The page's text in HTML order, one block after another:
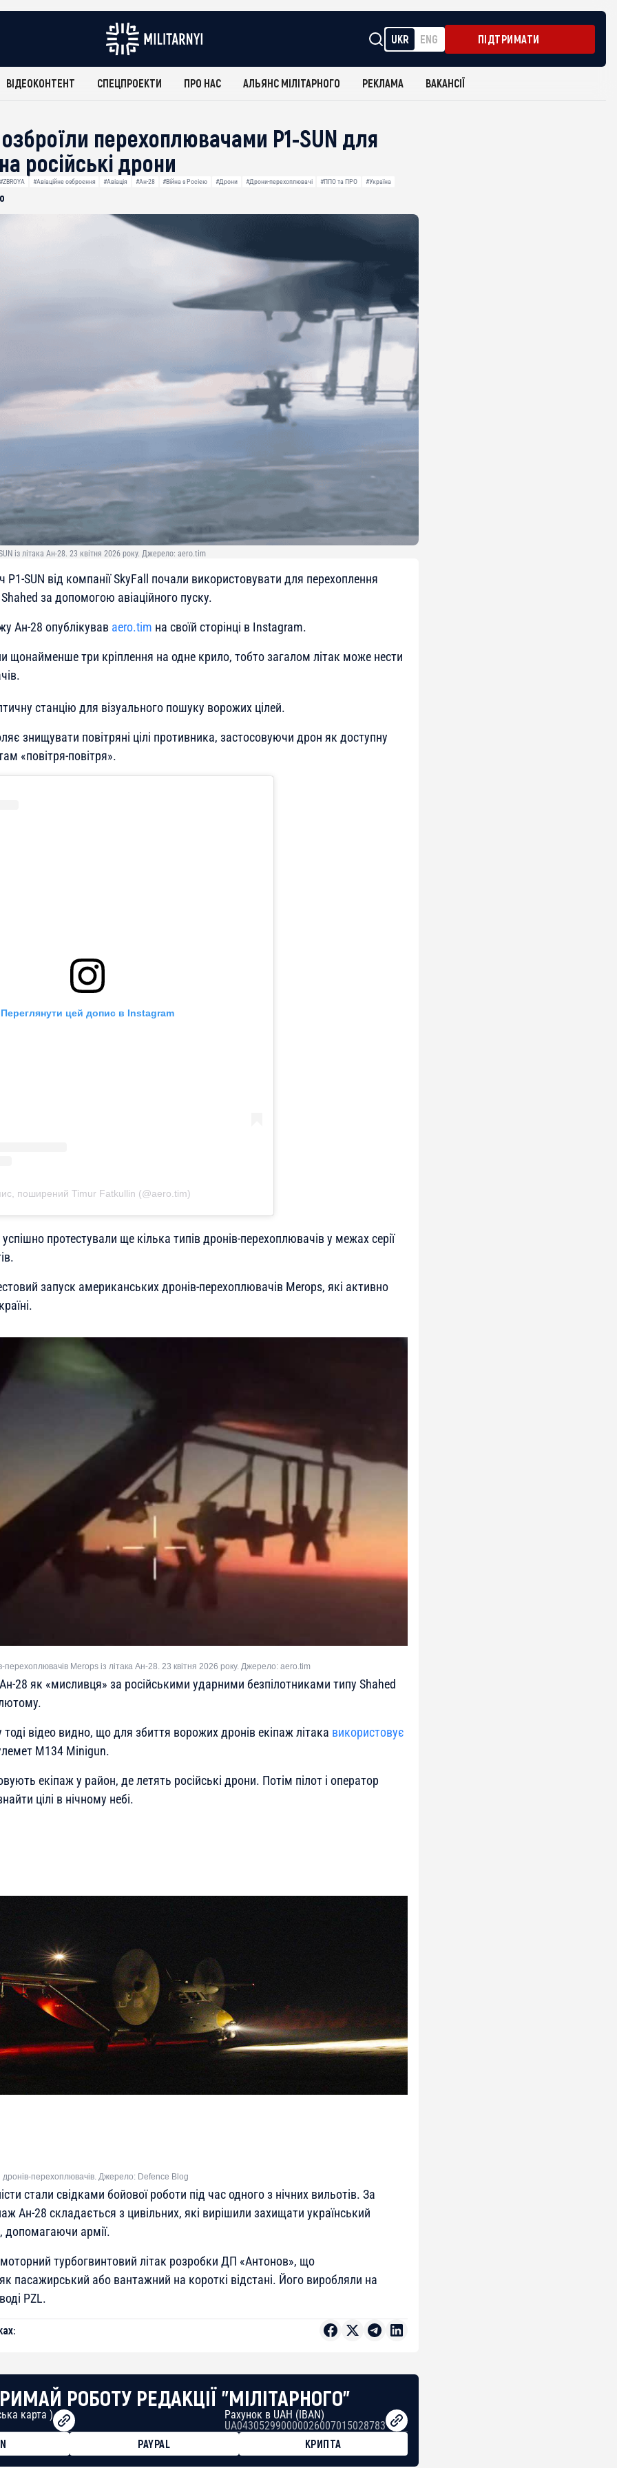
UKR ENG ПІДТРИМАТИ
ВІДЕОКОНТЕНТ СПЕЦПРОЕКТИ ПРО НАС АЛЬЯНС МІЛІТАРНОГО РЕКЛАМА ВАКАНСІЇ
перехоплювачами P1-SUN для
російські дрони
#Авіаційне озброєння #Авіація #Ан-28 #Війна з Росією #Дрони #Дрони-перехоплювачі #ППО та ПРО #Україна
із літака Ан-28. 23 квітня 2026 року. Джерело: aero.tim
SUN від компанії SkyFall почали використовувати для перехоплення
Shahed за допомогою авіаційного пуску.
Ан-28 опублікував aero.tim на своїй сторінці в Instagram.
щонайменше три кріплення на одне крило, тобто загалом літак може нести
станцію для візуального пошуку ворожих цілей.
знищувати повітряні цілі противника, застосовуючи дрон як доступну
«повітря-повітря».
Переглянути цей допис в Instagram
поширений Timur Fatkullin (@aero.tim)
протестували ще кілька типів дронів-перехоплювачів у межах серії
запуск американських дронів-перехоплювачів Merops, які активно
перехоплювачів Merops із літака Ан-28. 23 квітня 2026 року. Джерело: aero.tim
28 як «мисливця» за російськими ударними безпілотниками типу Shahed
відео видно, що для збиття ворожих дронів екіпаж літака використовує
M134 Minigun.
екіпаж у район, де летять російські дрони. Потім пілот і оператор
цілі в нічному небі.
дронів-перехоплювачів. Джерело: Defence Blog
стали свідками бойової роботи під час одного з нічних вильотів. За
Ан-28 складається з цивільних, які вирішили захищати український
допомагаючи армії.
турбогвинтовий літак розробки ДП «Антонов», що
пасажирський або вантажний на короткі відстані. Його виробляли на
PZL.
РОБОТУ РЕДАКЦІЇ "МІЛІТАРНОГО"
карта )
Рахунок в UAH (IBAN)
UA043052990000026007015028783
PAYPAL КРИПТА